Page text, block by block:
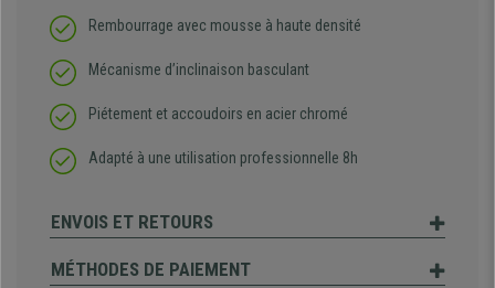
Rembourrage avec mousse à haute densité
Mécanisme d’inclinaison basculant
Piétement et accoudoirs en acier chromé
Adapté à une utilisation professionnelle 8h
ENVOIS ET RETOURS
MÉTHODES DE PAIEMENT